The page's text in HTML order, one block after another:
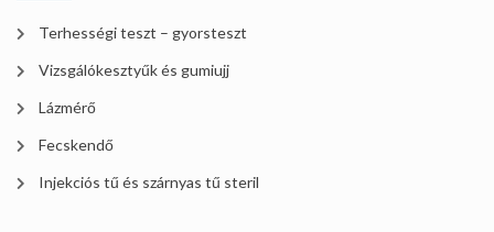
Terhességi teszt – gyorsteszt
Vizsgálókesztyűk és gumiujj
Lázmérő
Fecskendő
Injekciós tű és szárnyas tű steril